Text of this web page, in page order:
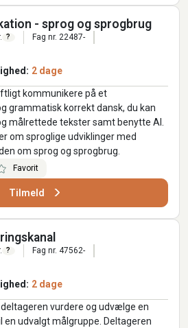
- sprog og sprogbrug
?
Fag nr. 22487-
2 dage
kommunikere på et
grammatisk korrekt dansk, du kan
målrettede tekster samt benytte AI.
om sproglige udviklinger med
om sprog og sprogbrug.
Favorit
Tilmeld
?
Fag nr. 47562-
2 dage
vurdere og udvælge en
udvalgt målgruppe. Deltageren